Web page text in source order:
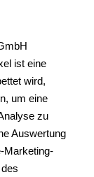
ist eine
wird,
um eine
zu
Auswertung
Marketing-